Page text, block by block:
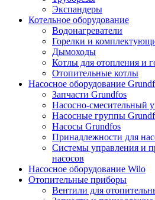
Экспандеры
Котельное оборудование
Водонагреватели
Горелки и
Дымоходы
Котлы для отопления и
Отопительные котлы
Насосное оборудование
Запчасти Grundfos
Насосно-смесительный
Насосные группы
Насосы Grundfos
Принадлежности для
Системы управления и
насосов
Насосное оборудование Wilo
Отопительные приборы
Вентили для